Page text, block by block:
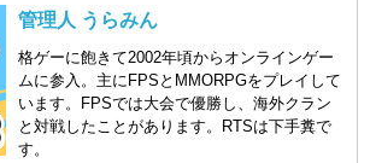
管理人 うらみん
格ゲーに飽きて2002年頃からオンラインゲー
ムに参入。主にFPSとMMORPGをプレイして
います。FPSでは大会で優勝し、海外クラン
と対戦したことがあります。RTSは下手糞で
す。